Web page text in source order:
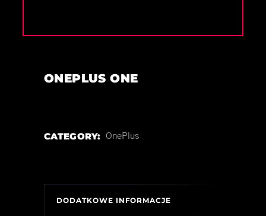
ONEPLUS ONE
CATEGORY: OnePlus
DODATKOWE INFORMACJE